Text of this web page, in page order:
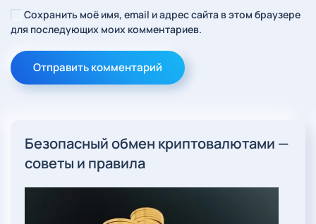
Сохранить моё имя, email и адрес сайта в этом браузере
для последующих моих комментариев.
Отправить комментарий
Безопасный обмен криптовалютами —
советы и правила